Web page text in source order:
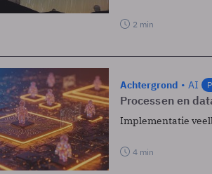
2 min
Achtergrond AI
Processen en
Implementatie
4 min